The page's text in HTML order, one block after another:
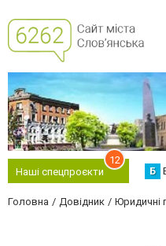
Наші спецпроєкти
12
Б
Головна Довідник Юридичні